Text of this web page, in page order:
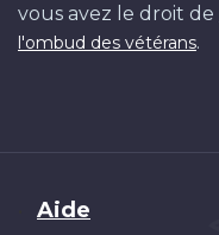
vous avez le droit de
l'ombud des vétérans.
Brand
Aide